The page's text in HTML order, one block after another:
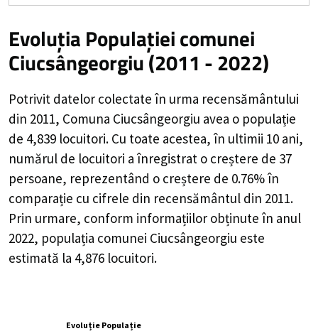
Evoluția Populației comunei
Ciucsângeorgiu (2011 - 2022)
Potrivit datelor colectate în urma recensământului
din 2011, Comuna Ciucsângeorgiu avea o populație
de 4,839 locuitori. Cu toate acestea, în ultimii 10 ani,
numărul de locuitori a înregistrat o creștere de 37
persoane, reprezentând o creștere de 0.76%în
comparație cu cifrele din recensământul din 2011.
Prin urmare, conform informațiilor obținute în anul
2022, populația comunei Ciucsângeorgiu este
estimată la 4,876 locuitori.
Evoluție Populație